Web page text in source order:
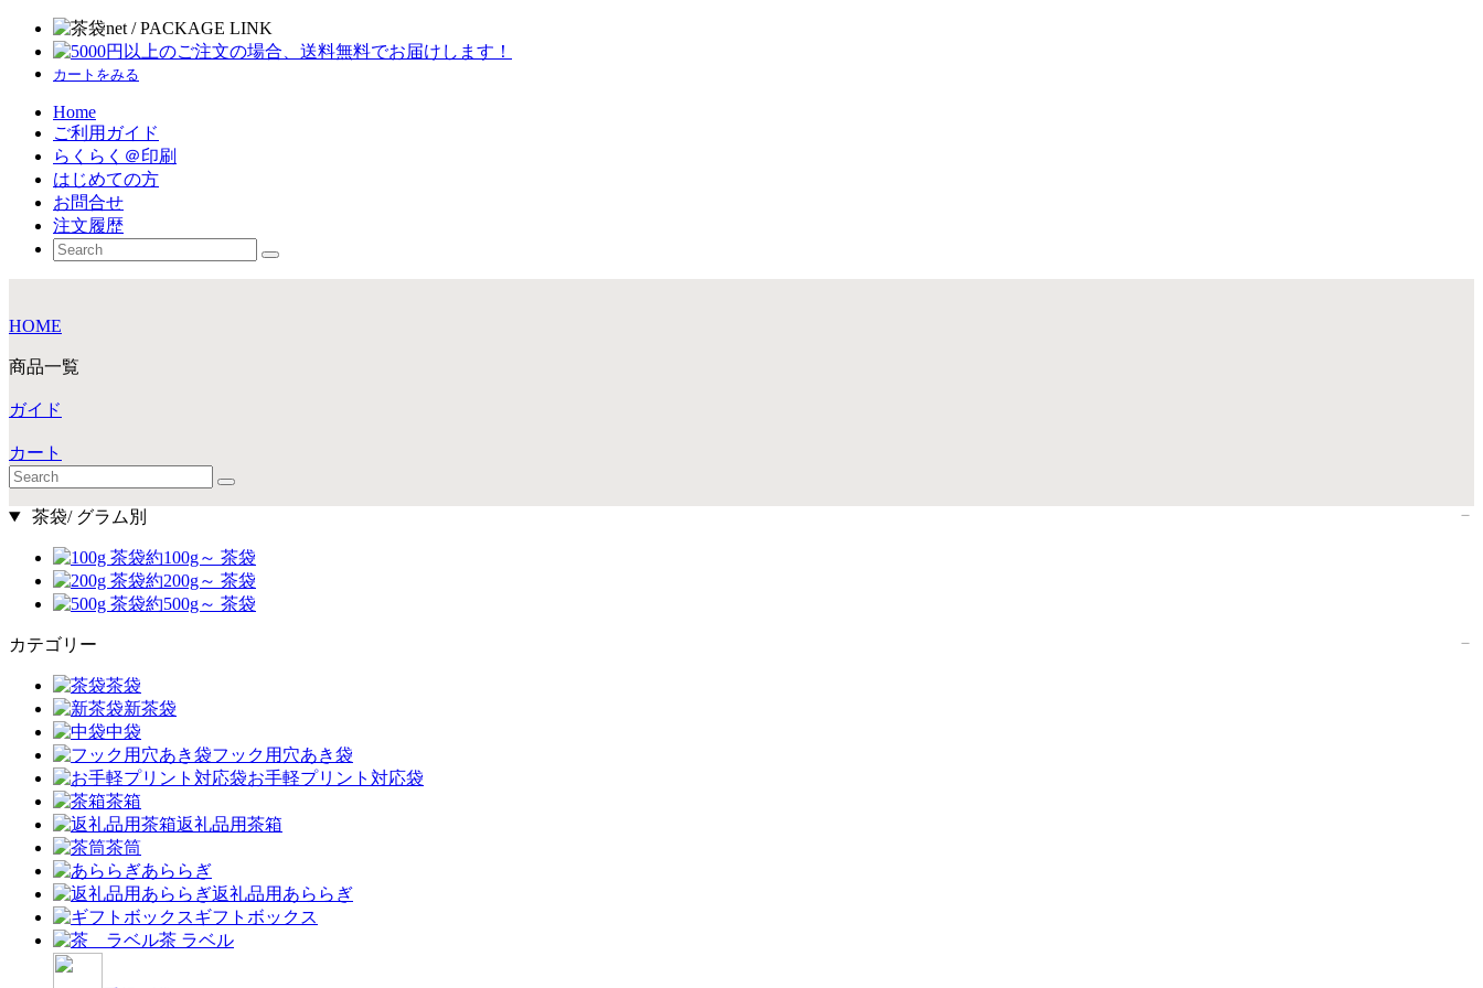
カートをみる
Home
ご利用ガイド
らくらく＠印刷
はじめての方
お問合せ
注文履歴
HOME
商品一覧
ガイド
カート
茶袋/ グラム別
約100g～ 茶袋
約200g～ 茶袋
約500g～ 茶袋
カテゴリー
茶袋
新茶袋
中袋
フック用穴あき袋
お手軽プリント対応袋
茶箱
返礼品用茶箱
茶筒
あららぎ
返礼品用あららぎ
ギフトボックス
茶 ラベル